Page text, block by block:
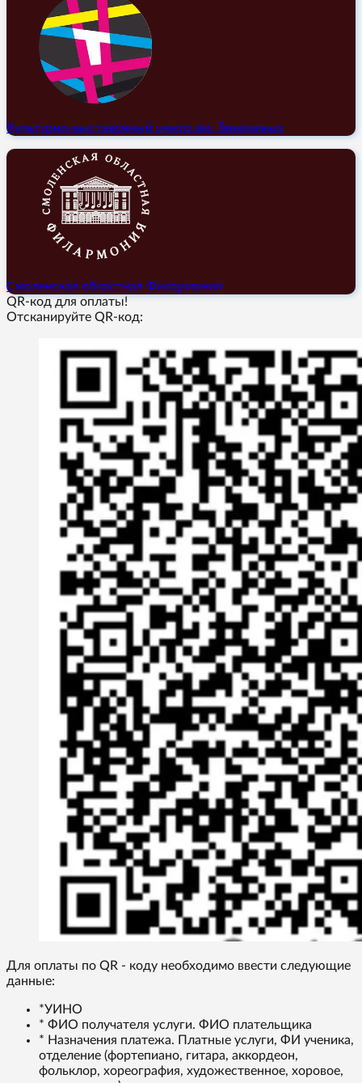
Культурно-выставочный центр им. Тенишевых
Смоленская областная Филармония
QR-код для оплаты!
Отсканируйте QR-код:
Для оплаты по QR - коду необходимо ввести следующие
данные:
*УИНО
* ФИО получателя услуги. ФИО плательщика
* Назначения платежа. Платные услуги, ФИ ученика,
отделение (фортепиано, гитара, аккордеон,
фольклор, хореография, художественное, хоровое,